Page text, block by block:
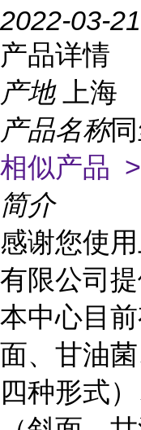
2022-03-21
产品详情
产地
上海
产品名称
相似产品 >
简介
感谢您使
有限公司提
本中心目
面、甘油
四种形式